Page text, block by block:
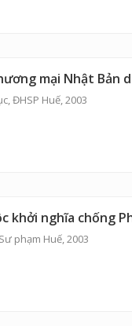
mại Nhật Bản
ĐHSP Huế, 2003
khởi nghĩa chống
phạm Huế, 2003